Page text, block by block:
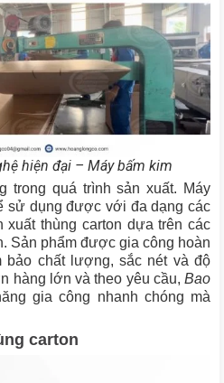
hiện đại – Máy bấm kim
trong quá trình sản xuất. Máy
sử dụng được với đa dạng các
xuất thùng carton dựa trên các
Sản phẩm được gia công hoàn
bảo chất lượng, sắc nét và độ
hàng lớn và theo yêu cầu, Bao
gia công nhanh chóng mà
carton